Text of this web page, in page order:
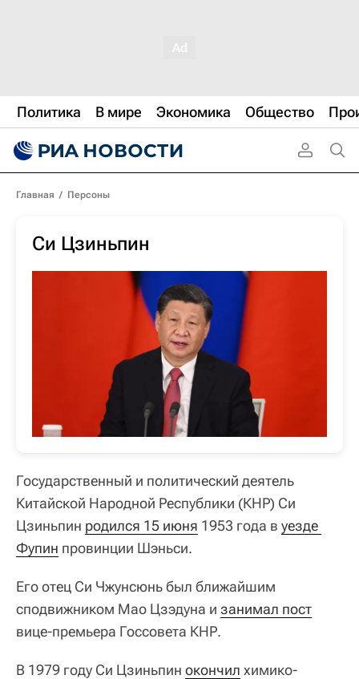
Политика В мире Экономика Общество
Главная / Персоны
Си Цзиньпин
Государственный и политический деятель
Китайской Народной Республики (КНР) Си
Цзиньпин родился 15 июня 1953 года в уезде
Фупин провинции Шэньси.
Его отец Си Чжунсюнь был ближайшим
сподвижником Мао Цзэдуна и занимал пост
вице-премьера Госсовета КНР.
В 1979 году Си Цзиньпин окончил химико-